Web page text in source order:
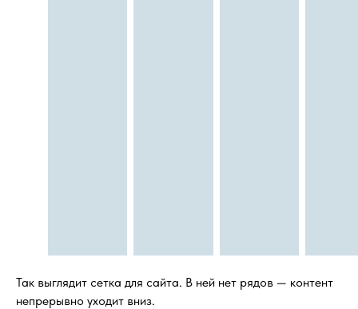
Так выглядит сетка для сайта. В ней нет рядов — контент
непрерывно уходит вниз.